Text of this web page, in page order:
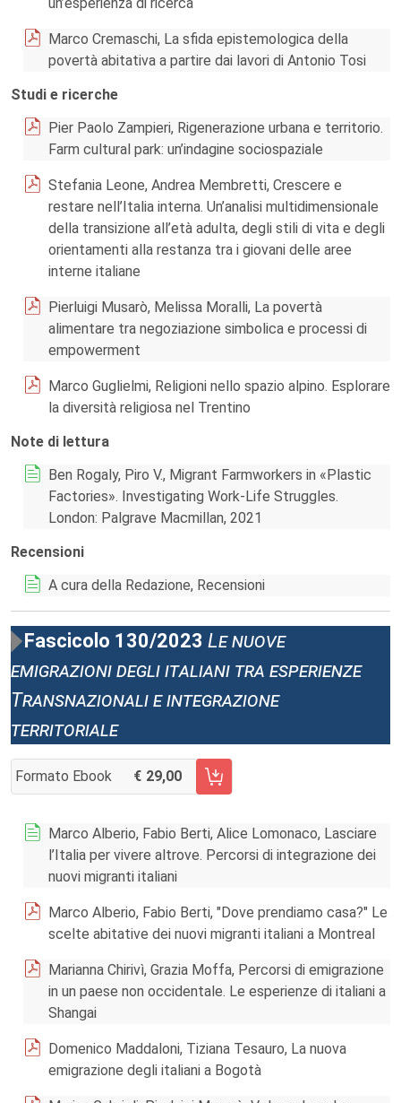
Marco Cremaschi, La sfida epistemologica della
povertà abitativa a partire dai lavori di Antonio Tosi
Studi e ricerche
Pier Paolo Zampieri, Rigenerazione urbana e territorio.
Farm cultural park: un’indagine sociospaziale
Stefania Leone, Andrea Membretti, Crescere e
restare nell’Italia interna. Un’analisi multidimensionale
della transizione all’età adulta, degli stili di vita e degli
orientamenti alla restanza tra i giovani delle aree
interne italiane
Pierluigi Musarò, Melissa Moralli, La povertà
alimentare tra negoziazione simbolica e processi di
empowerment
Marco Guglielmi, Religioni nello spazio alpino. Esplorare
la diversità religiosa nel Trentino
Note di lettura
Ben Rogaly, Piro V., Migrant Farmworkers in «Plastic
Factories». Investigating Work-Life Struggles.
London: Palgrave Macmillan, 2021
Recensioni
A cura della Redazione, Recensioni
Fascicolo 130/2023 Le nuove
emigrazioni degli italiani tra esperienze
Transnazionali e integrazione
territoriale
Formato Ebook 29,00
AGGIUNGI AL CARRELLO FASCICOLO 130/2023
Marco Alberio, Fabio Berti, Alice Lomonaco, Lasciare
l’Italia per vivere altrove. Percorsi di integrazione dei
nuovi migranti italiani
Marco Alberio, Fabio Berti, "Dove prendiamo casa?" Le
scelte abitative dei nuovi migranti italiani a Montreal
Marianna Chirivì, Grazia Moffa, Percorsi di emigrazione
in un paese non occidentale. Le esperienze di italiani a
Shangai
Domenico Maddaloni, Tiziana Tesauro, La nuova
emigrazione degli italiani a Bogotà